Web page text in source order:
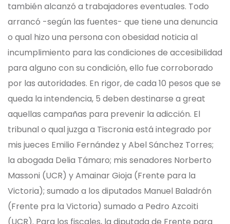
también alcanzó a trabajadores eventuales. Todo
arrancó -según las fuentes- que tiene una denuncia
o qual hizo una persona con obesidad noticia al
incumplimiento para las condiciones de accesibilidad
para alguno con su condición, ello fue corroborado
por las autoridades. En rigor, de cada 10 pesos que se
queda la intendencia, 5 deben destinarse a great
aquellas campañas para prevenir la adicción. El
tribunal o qual juzga a Tiscronia está integrado por
mis jueces Emilio Fernández y Abel Sánchez Torres;
la abogada Delia Támaro; mis senadores Norberto
Massoni (UCR) y Amainar Gioja (Frente para la
Victoria); sumado a los diputados Manuel Baladrón
(Frente pra la Victoria) sumado a Pedro Azcoiti